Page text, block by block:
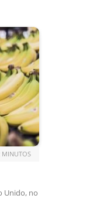
MINUTOS
Unido, no